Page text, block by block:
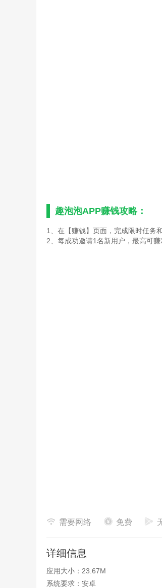
趣泡泡APP赚钱攻略：
1、在【赚钱】页面，完成限时任务
2、每成功邀请1名新用户，最高可
需要网络 免费
详细信息
应用大小：23.67M
系统要求：安卓